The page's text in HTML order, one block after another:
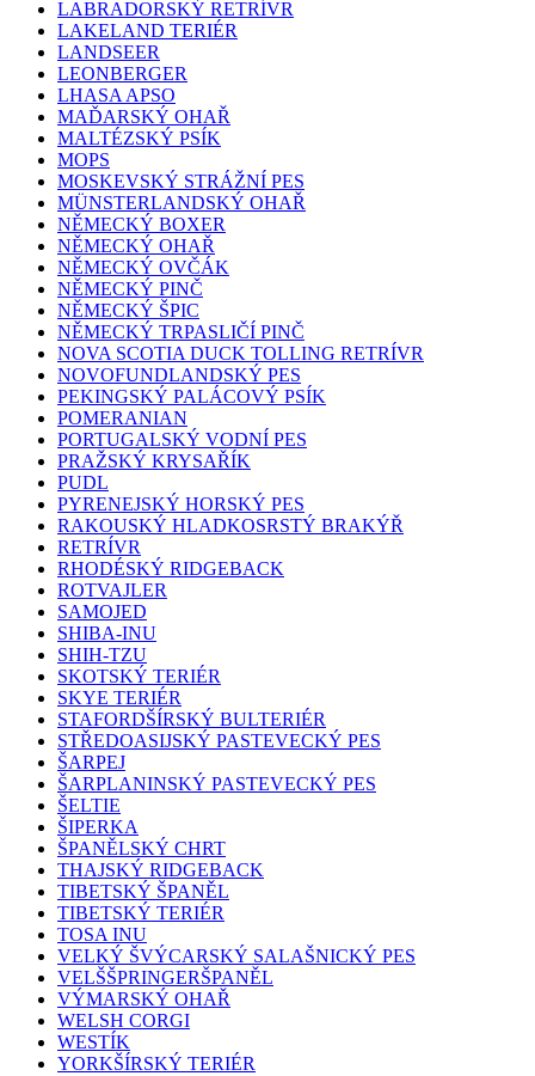
LABRADORSKÝ RETRÍVR
LAKELAND TERIÉR
LANDSEER
LEONBERGER
LHASA APSO
MAĎARSKÝ OHAŘ
MALTÉZSKÝ PSÍK
MOPS
MOSKEVSKÝ STRÁŽNÍ PES
MÜNSTERLANDSKÝ OHAŘ
NĚMECKÝ BOXER
NĚMECKÝ OHAŘ
NĚMECKÝ OVČÁK
NĚMECKÝ PINČ
NĚMECKÝ ŠPIC
NĚMECKÝ TRPASLIČÍ PINČ
NOVA SCOTIA DUCK TOLLING RETRÍVR
NOVOFUNDLANDSKÝ PES
PEKINGSKÝ PALÁCOVÝ PSÍK
POMERANIAN
PORTUGALSKÝ VODNÍ PES
PRAŽSKÝ KRYSAŘÍK
PUDL
PYRENEJSKÝ HORSKÝ PES
RAKOUSKÝ HLADKOSRSTÝ BRAKÝŘ
RETRÍVR
RHODÉSKÝ RIDGEBACK
ROTVAJLER
SAMOJED
SHIBA-INU
SHIH-TZU
SKOTSKÝ TERIÉR
SKYE TERIÉR
STAFORDŠÍRSKÝ BULTERIÉR
STŘEDOASIJSKÝ PASTEVECKÝ PES
ŠARPEJ
ŠARPLANINSKÝ PASTEVECKÝ PES
ŠELTIE
ŠIPERKA
ŠPANĚLSKÝ CHRT
THAJSKÝ RIDGEBACK
TIBETSKÝ ŠPANĚL
TIBETSKÝ TERIÉR
TOSA INU
VELKÝ ŠVÝCARSKÝ SALAŠNICKÝ PES
VELŠŠPRINGERŠPANĚL
VÝMARSKÝ OHAŘ
WELSH CORGI
WESTÍK
YORKŠÍRSKÝ TERIÉR